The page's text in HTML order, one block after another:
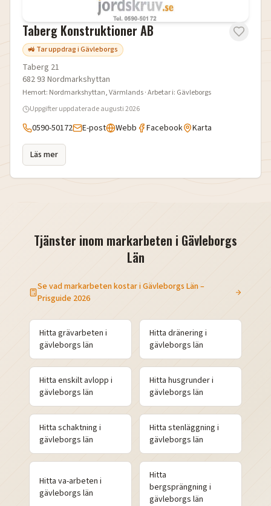
Taberg Konstruktioner AB
🚜 Tar uppdrag i Gävleborgs
Taberg 21
682 93 Nordmarkshyttan
Hemort: Nordmarkshyttan, Värmlands· Arbetar i: Gävleborgs
Uppgifter uppdateradeaugusti 2026
0590-50172 E-post Webb Facebook Karta
Läs mer
Tjänster inom markarbeten i Gävleborgs
Län
Se vad markarbeten kostar iGävleborgs Län–
Prisguide 2026
Hitta grävarbeten i
gävleborgs län
Hitta dränering i
gävleborgs län
Hitta enskilt avlopp i
gävleborgs län
Hitta husgrunderi
gävleborgs län
Hitta schaktning i
gävleborgs län
Hitta stenläggning i
gävleborgs län
Hitta va-arbeten i
gävleborgs län
Hitta
bergsprängning i
gävleborgs län